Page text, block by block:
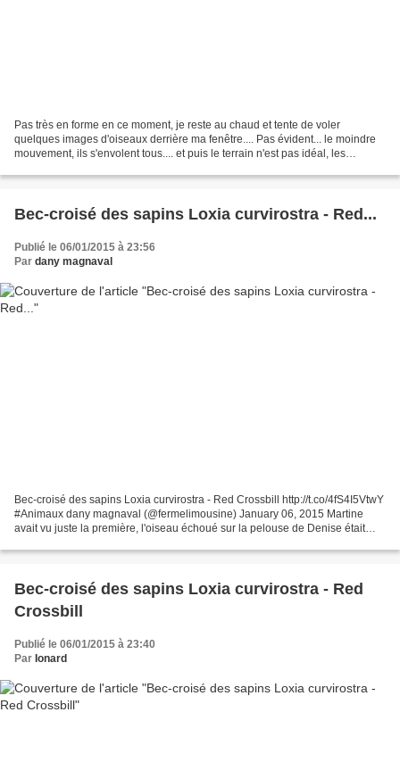
Pas très en forme en ce moment, je reste au chaud et tente de voler
quelques images d'oiseaux derrière ma fenêtre.... Pas évident... le moindre
mouvement, ils s'envolent tous.... et puis le terrain n'est pas idéal, les
Bec-croisé des sapins Loxia curvirostra - Red...
Publié le 06/01/2015 à 23:56
Par dany magnaval
Bec-croisé des sapins Loxia curvirostra - Red Crossbill http://t.co/4fS4I5VtwY
#Animaux dany magnaval (@fermelimousine) January 06, 2015 Martine
avait vu juste la première, l'oiseau échoué sur la pelouse de Denise était
Bec-croisé des sapins Loxia curvirostra - Red
Crossbill
Publié le 06/01/2015 à 23:40
Par Ionard